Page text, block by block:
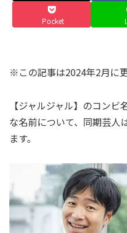
Pocket
※この記事は2024年2月に
【ジャルジャル】のコン
な名前について、同期芸人
ます。